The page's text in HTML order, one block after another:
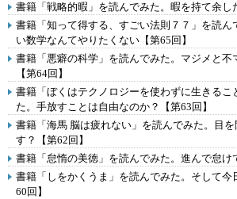
書籍「戦略的暇」を読んでみた。暇を持て余し
書籍「知って得する、すごい法則７７」を読ん
い数学なんてやりたくない【第65回】
書籍「悪癖の科学」を読んでみた。マジメと不
【第64回】
書籍「ぼくはテクノロジーを使わずに生きるこ
た。手放すことは自由なのか？【第63回】
書籍「海馬 脳は疲れない」を読んでみた。目
す？【第62回】
書籍「怠惰の美徳」を読んでみた。進んで怠け
書籍「しをかくうま」を読んでみた。そして今
60回】